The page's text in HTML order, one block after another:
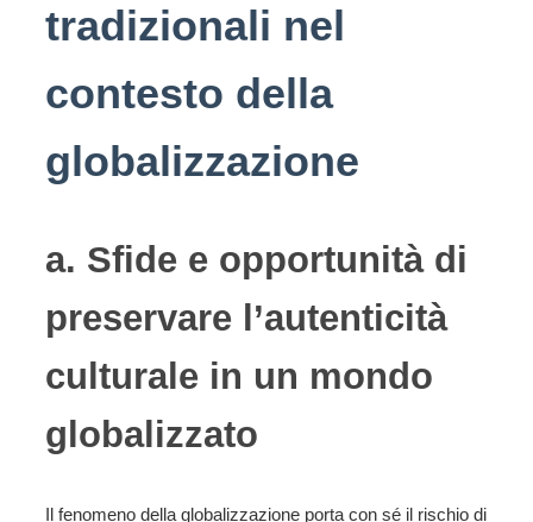
tradizionali nel
contesto della
globalizzazione
a. Sfide e opportunità di
preservare l’autenticità
culturale in un mondo
globalizzato
Il fenomeno della globalizzazione porta con sé il rischio di